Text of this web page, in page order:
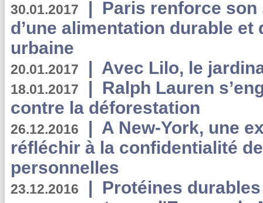
30.01.2017 | Paris renforce
d’une alimentation durable et
urbaine
20.01.2017 | Avec Lilo, le
18.01.2017 | Ralph Lauren
contre la déforestation
26.12.2016 | A New-York, une
réfléchir à la confidentialité
personnelles
23.12.2016 | Protéines